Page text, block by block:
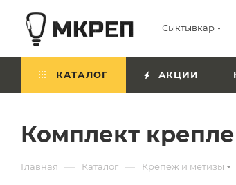
Сыктывкар
КАТАЛОГ АКЦИИ
Комплект
Главная — Каталог — Крепеж и метизы